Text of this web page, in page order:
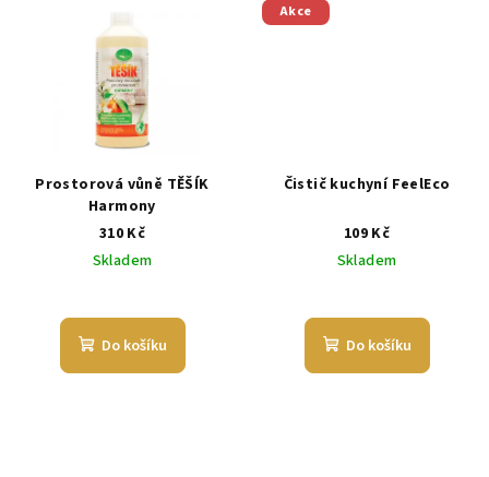
Prostorová vůně TĚŠÍK
Harmony
310 Kč
Skladem
Do košíku
Akce
Čistič kuchyní FeelEco
109 Kč
Skladem
Do košíku